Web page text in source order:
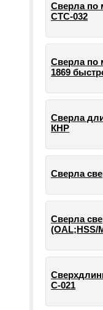
Сверла по
СТС-032
Сверла по
1869
Сверла
КНР
Сверла
Сверла
(OAL;HSS/
С-021